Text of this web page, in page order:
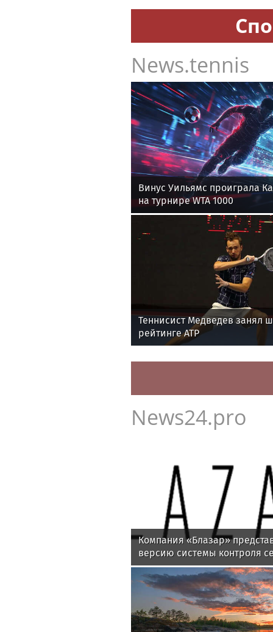
News.tennis
Винус Уильямс проиграла
на турнире WTA 1000
Теннисист Медведев занял
рейтинге ATP
News24.pro
Компания «Блазар»
версию системы контроля
Blazar NAC 3.0